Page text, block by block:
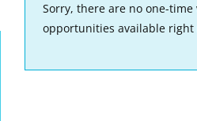
Sorry, there are no one-
opportunities available right